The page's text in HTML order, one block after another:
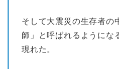
そして大震災の生存者の
師」と呼ばれるようにな
現れた。